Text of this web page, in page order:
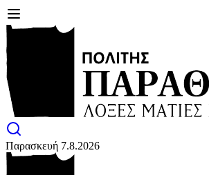
Παρασκευή 7.8.2026